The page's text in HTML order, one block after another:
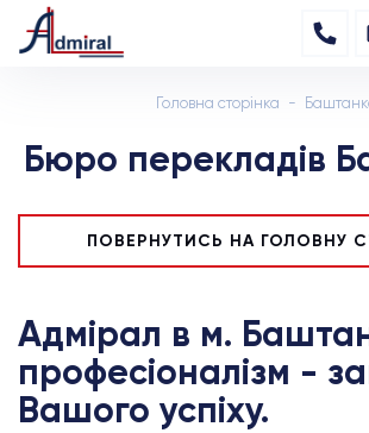
Головна сторінка
Бюро перекладів
ПОВЕРНУТИСЬ НА ГОЛОВНУ
Адмірал в м.
професіоналізм -
Вашого успіху.